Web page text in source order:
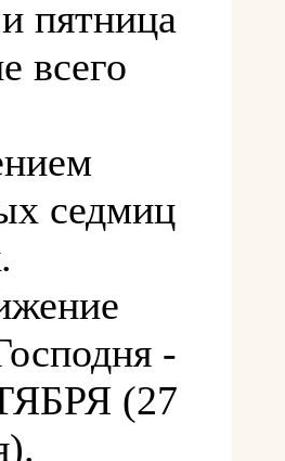
пятница
всего
седмиц
-
(27